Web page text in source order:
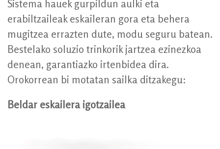
Sistema hauek gurpildun aulki eta
erabiltzaileak eskaileran gora eta behera
mugitzea errazten dute, modu seguru batean.
Bestelako soluzio trinkorik jartzea ezinezkoa
denean, garantiazko irtenbidea dira.
Orokorrean bi motatan sailka ditzakegu:
Beldar eskailera igotzailea